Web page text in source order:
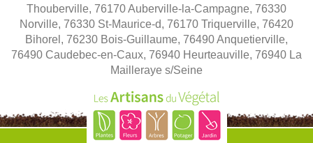
Thouberville, 76170 Auberville-la-Campagne, 76330
Norville, 76330 St-Maurice-d, 76170 Triquerville, 76420
Bihorel, 76230 Bois-Guillaume, 76490 Anquetierville,
76490 Caudebec-en-Caux, 76940 Heurteauville, 76940 La
Mailleraye s/Seine